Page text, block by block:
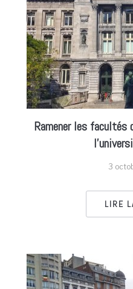
Ramener les facultés
3
LIRE